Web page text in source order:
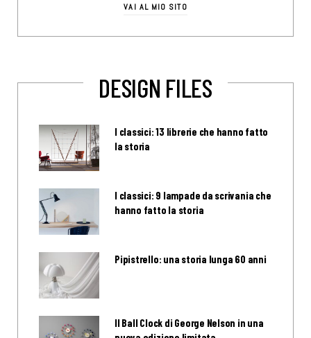
VAI AL MIO SITO
DESIGN FILES
I classici: 13 librerie che hanno fatto
la storia
I classici: 9 lampade da scrivania che
hanno fatto la storia
Pipistrello: una storia lunga 60 anni
Il Ball Clock di George Nelson in una